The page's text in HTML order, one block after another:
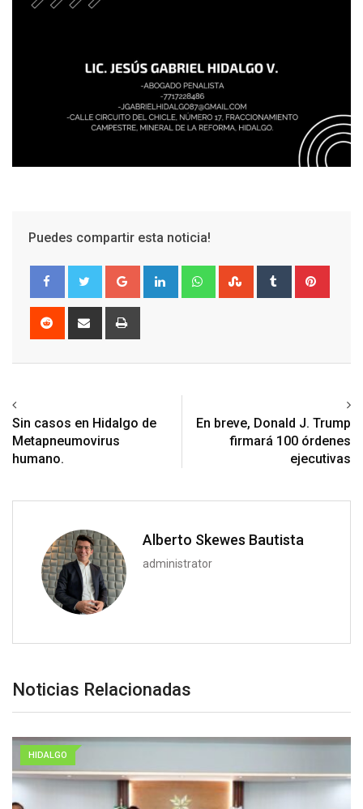
Puedes compartir esta noticia!
Google+ LinkedIn WhatsappStumbleUpon
Tumblr
Reddit
Share
Sin casos en Hidalgo de
Metapneumovirus
humano.
En breve, Donald J. Trump
firmará 100 órdenes
ejecutivas
Alberto Skewes Bautista
administrator
Noticias Relacionadas
HIDALGO